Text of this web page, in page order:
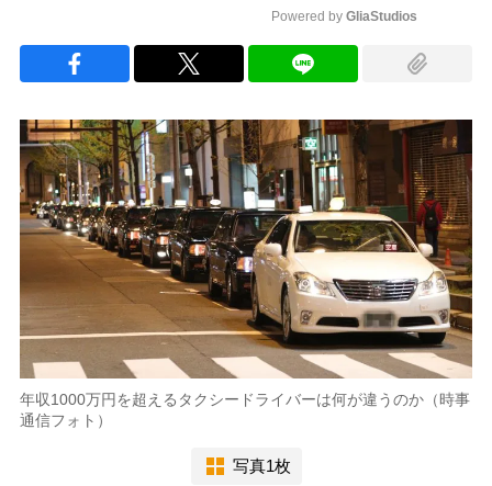
Powered by GliaStudios
年収1000万円を超えるタクシードライバーは何が違うのか（時事
通信フォト）
写真1枚